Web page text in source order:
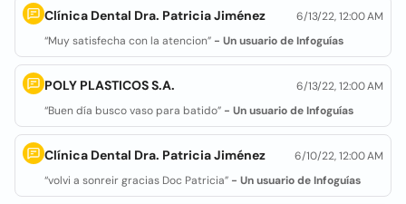
Clínica Dental Dra. Patricia Jiménez
6/13/22, 12:00 AM
“Muy satisfecha con la atencion” - Un usuario de Infoguías
POLY PLASTICOS S.A.
6/13/22, 12:00 AM
“Buen día busco vaso para batido” - Un usuario de Infoguías
Clínica Dental Dra. Patricia Jiménez
6/10/22, 12:00 AM
“volvi a sonreir gracias Doc Patricia” - Un usuario de Infoguías